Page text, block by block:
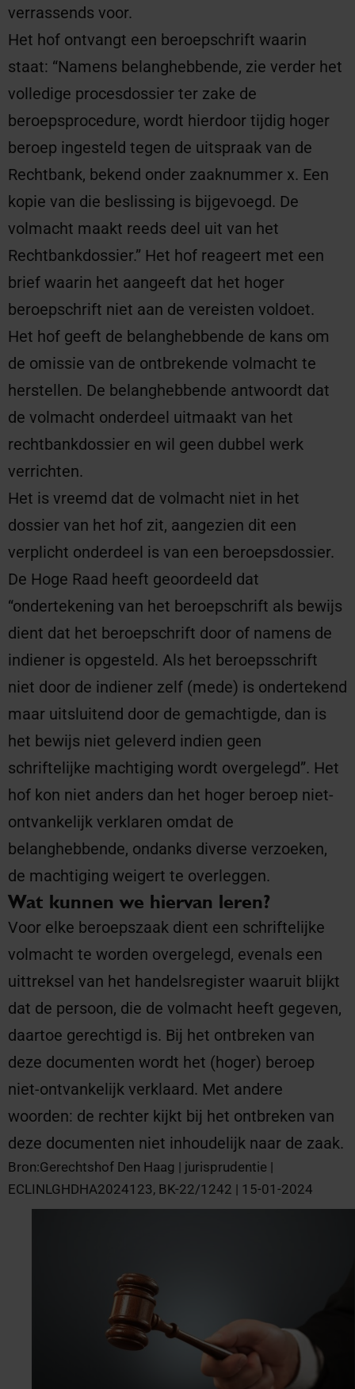
verrassends voor.
Het hof ontvangt een beroepschrift waarin
staat: “Namens belanghebbende, zie verder het
volledige procesdossier ter zake de
beroepsprocedure, wordt hierdoor tijdig hoger
beroep ingesteld tegen de uitspraak van de
Rechtbank, bekend onder zaaknummer x. Een
kopie van die beslissing is bijgevoegd. De
volmacht maakt reeds deel uit van het
Rechtbankdossier.” Het hof reageert met een
brief waarin het aangeeft dat het hoger
beroepschrift niet aan de vereisten voldoet.
Het hof geeft de belanghebbende de kans om
de omissie van de ontbrekende volmacht te
herstellen. De belanghebbende antwoordt dat
de volmacht onderdeel uitmaakt van het
rechtbankdossier en wil geen dubbel werk
verrichten.
Het is vreemd dat de volmacht niet in het
dossier van het hof zit, aangezien dit een
verplicht onderdeel is van een beroepsdossier.
De Hoge Raad heeft geoordeeld dat
“ondertekening van het beroepschrift als bewijs
dient dat het beroepschrift door of namens de
indiener is opgesteld. Als het beroepsschrift
niet door de indiener zelf (mede) is ondertekend
maar uitsluitend door de gemachtigde, dan is
het bewijs niet geleverd indien geen
schriftelijke machtiging wordt overgelegd”. Het
hof kon niet anders dan het hoger beroep niet-
ontvankelijk verklaren omdat de
belanghebbende, ondanks diverse verzoeken,
de machtiging weigert te overleggen.
Wat kunnen we hiervan leren?
Voor elke beroepszaak dient een schriftelijke
volmacht te worden overgelegd, evenals een
uittreksel van het handelsregister waaruit blijkt
dat de persoon, die de volmacht heeft gegeven,
daartoe gerechtigd is. Bij het ontbreken van
deze documenten wordt het (hoger) beroep
niet-ontvankelijk verklaard. Met andere
woorden: de rechter kijkt bij het ontbreken van
deze documenten niet inhoudelijk naar de zaak.
Bron:Gerechtshof Den Haag | jurisprudentie |
ECLINLGHDHA2024123, BK-22/1242 | 15-01-2024